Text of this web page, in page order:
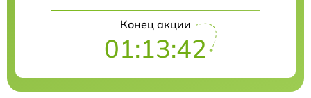
Конец акции
01:13:41